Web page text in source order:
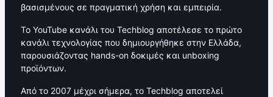
βασισμένους σε πραγματική χρήση και εμπειρία.
Το YouTube κανάλι του Techblog αποτέλεσε το πρώτο
κανάλι τεχνολογίας που δημιουργήθηκε στην Ελλάδα,
παρουσιάζοντας hands-on δοκιμές και unboxing
προϊόντων.
Από το 2007 μέχρι σήμερα, το Techblog αποτελεί